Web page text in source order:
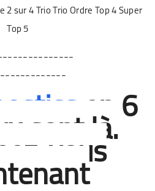
2 sur 4 Trio Trio Ordre Top 4 Super
Top 5
en 6
sont là.
vous